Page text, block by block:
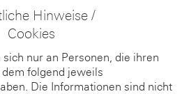
Hinweise /
Cookies
nur an Personen, die ihren
folgend jeweils
Die Informationen sind nicht